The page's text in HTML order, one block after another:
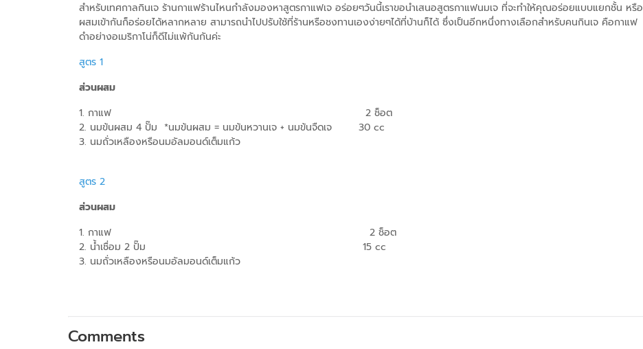
สำหรับเทศกาลกินเจ ร้านกาแฟร้านไหนกำลังมองหาสูตรกาแฟเจ อร่อยๆวันนี้เราขอนำเสนอสูตรกาแฟนมเจ ที่จะทำให้คุณอร่อยแบบแยกชั้น หรือ
ผสมเข้ากันก็อร่อยได้หลากหลาย สามารถนำไปปรับใช้ที่ร้านหรือชงทานเองง่ายๆได้ที่บ้านก็ได้ ซึ่งเป็นอีกหนึ่งทางเลือกสำหรับคนกินเจ คือกาแฟ
ดำอย่างอเมริกาโน่ก็ดีไม่แพ้กันกันค่ะ
สูตร 1
ส่วนผสม
1. กาแฟ
2 ช็อต
2. นมข้นผสม 4 ปั๊ม *นมข้นผสม = นมข้นหวานเจ + นมข้นจืดเจ
30 cc
3. นมถั่วเหลืองหรือนมอัลมอนด์เต็มแก้ว
สูตร 2
ส่วนผสม
1. กาแฟ
2 ช็อต
2. น้ำเชื่อม 2 ปั๊ม
15 cc
3. นมถั่วเหลืองหรือนมอัลมอนด์เต็มแก้ว
Comments